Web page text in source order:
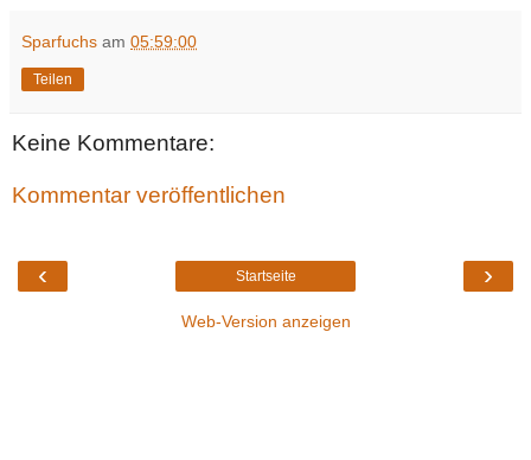
Sparfuchs am 05:59:00
Teilen
Keine Kommentare:
Kommentar veröffentlichen
‹ ›
Startseite
Web-Version anzeigen